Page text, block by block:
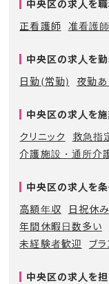
中央区の求人を
正看護師
准看護師
中央区の求人を
日勤(常勤)
夜勤
中央区の求人を
クリニック
救急指
介護施設・通所介
中央区の求人を
高額年収
日祝休み
年間休暇日数多い
未経験者歓迎
ブ
中央区の求人を